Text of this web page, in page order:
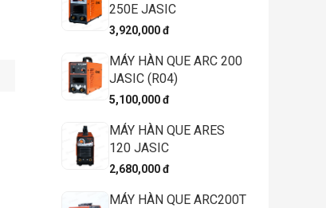
250E JASIC
3,920,000 đ
MÁY HÀN QUE ARC 200
JASIC (R04)
5,100,000 đ
MÁY HÀN QUE ARES
120 JASIC
2,680,000 đ
MÁY HÀN QUE ARC200T